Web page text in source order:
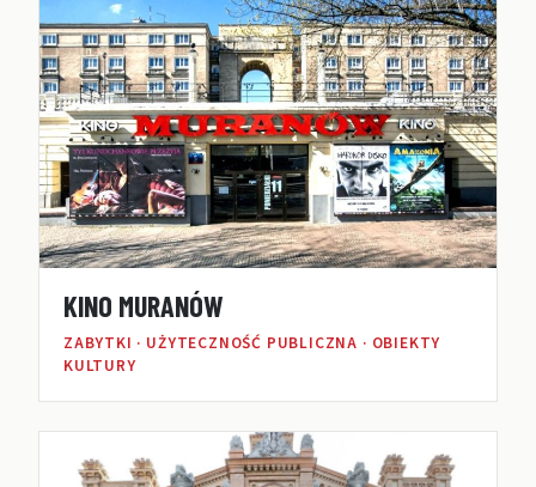
KINO MURANÓW
ZABYTKI · UŻYTECZNOŚĆ PUBLICZNA · OBIEKTY
KULTURY